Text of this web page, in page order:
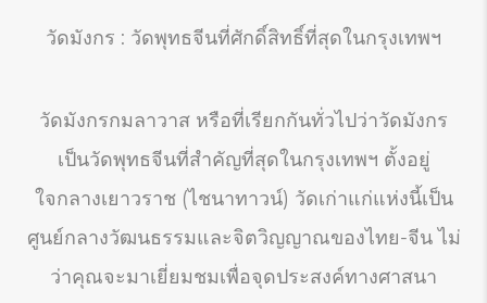
วัดมังกร : วัดพุทธจีนที่ศักดิ์สิทธิ์ที่สุดในกรุงเทพฯ
วัดมังกรกมลาวาส หรือที่เรียกกันทั่วไปว่าวัดมังกร
เป็นวัดพุทธจีนที่สำคัญที่สุดในกรุงเทพฯ ตั้งอยู่
ใจกลางเยาวราช (ไชนาทาวน์) วัดเก่าแก่แห่งนี้เป็น
ศูนย์กลางวัฒนธรรมและจิตวิญญาณของไทย-จีน ไม่
ว่าคุณจะมาเยี่ยมชมเพื่อจุดประสงค์ทางศาสนา